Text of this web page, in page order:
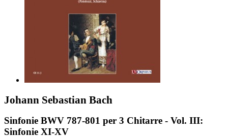
Johann Sebastian Bach
Sinfonie BWV 787-801 per 3 Chitarre - Vol. III:
Sinfonie XI-XV